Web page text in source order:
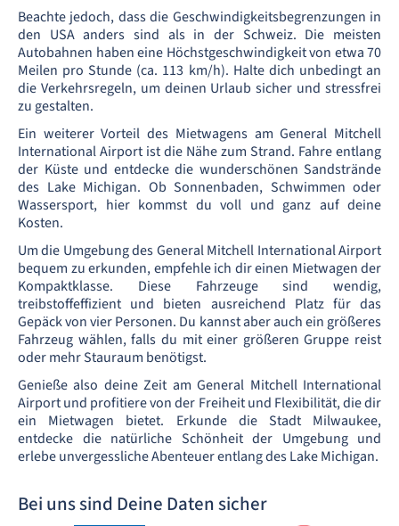
Beachte jedoch, dass die Geschwindigkeitsbegrenzungen in
den USA anders sind als in der Schweiz. Die meisten
Autobahnen haben eine Höchstgeschwindigkeit von etwa 70
Meilen pro Stunde (ca. 113 km/h). Halte dich unbedingt an
die Verkehrsregeln, um deinen Urlaub sicher und stressfrei
zu gestalten.
Ein weiterer Vorteil des Mietwagens am General Mitchell
International Airport ist die Nähe zum Strand. Fahre entlang
der Küste und entdecke die wunderschönen Sandstrände
des Lake Michigan. Ob Sonnenbaden, Schwimmen oder
Wassersport, hier kommst du voll und ganz auf deine
Kosten.
Um die Umgebung des General Mitchell International Airport
bequem zu erkunden, empfehle ich dir einen Mietwagen der
Kompaktklasse. Diese Fahrzeuge sind wendig,
treibstoffeffizient und bieten ausreichend Platz für das
Gepäck von vier Personen. Du kannst aber auch ein größeres
Fahrzeug wählen, falls du mit einer größeren Gruppe reist
oder mehr Stauraum benötigst.
Genieße also deine Zeit am General Mitchell International
Airport und profitiere von der Freiheit und Flexibilität, die dir
ein Mietwagen bietet. Erkunde die Stadt Milwaukee,
entdecke die natürliche Schönheit der Umgebung und
erlebe unvergessliche Abenteuer entlang des Lake Michigan.
Bei uns sind Deine Daten sicher